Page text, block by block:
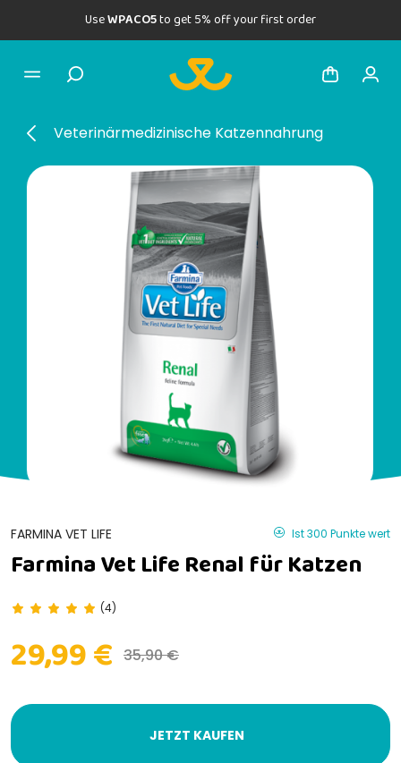
UseWPACO5to get 5% off your first order
Veterinärmedizinische Katzennahrung
FARMINA VET LIFE Ist 300 Punkte wert
Farmina Vet Life Renal für Katzen
(4)
29,99 € 35,90 €
JETZT KAUFEN